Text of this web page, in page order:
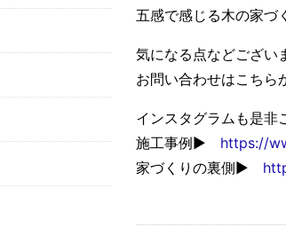
五感で感じる木の家づ
気になる点などござい
お問い合わせはこち
インスタグラムも是非
施工事例▶ https://
家づくりの裏側▶